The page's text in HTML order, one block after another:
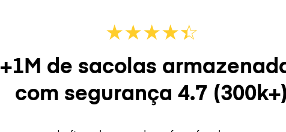
★★★★☆
★
+1M de sacolas
com segurança 4.7 (300k+)